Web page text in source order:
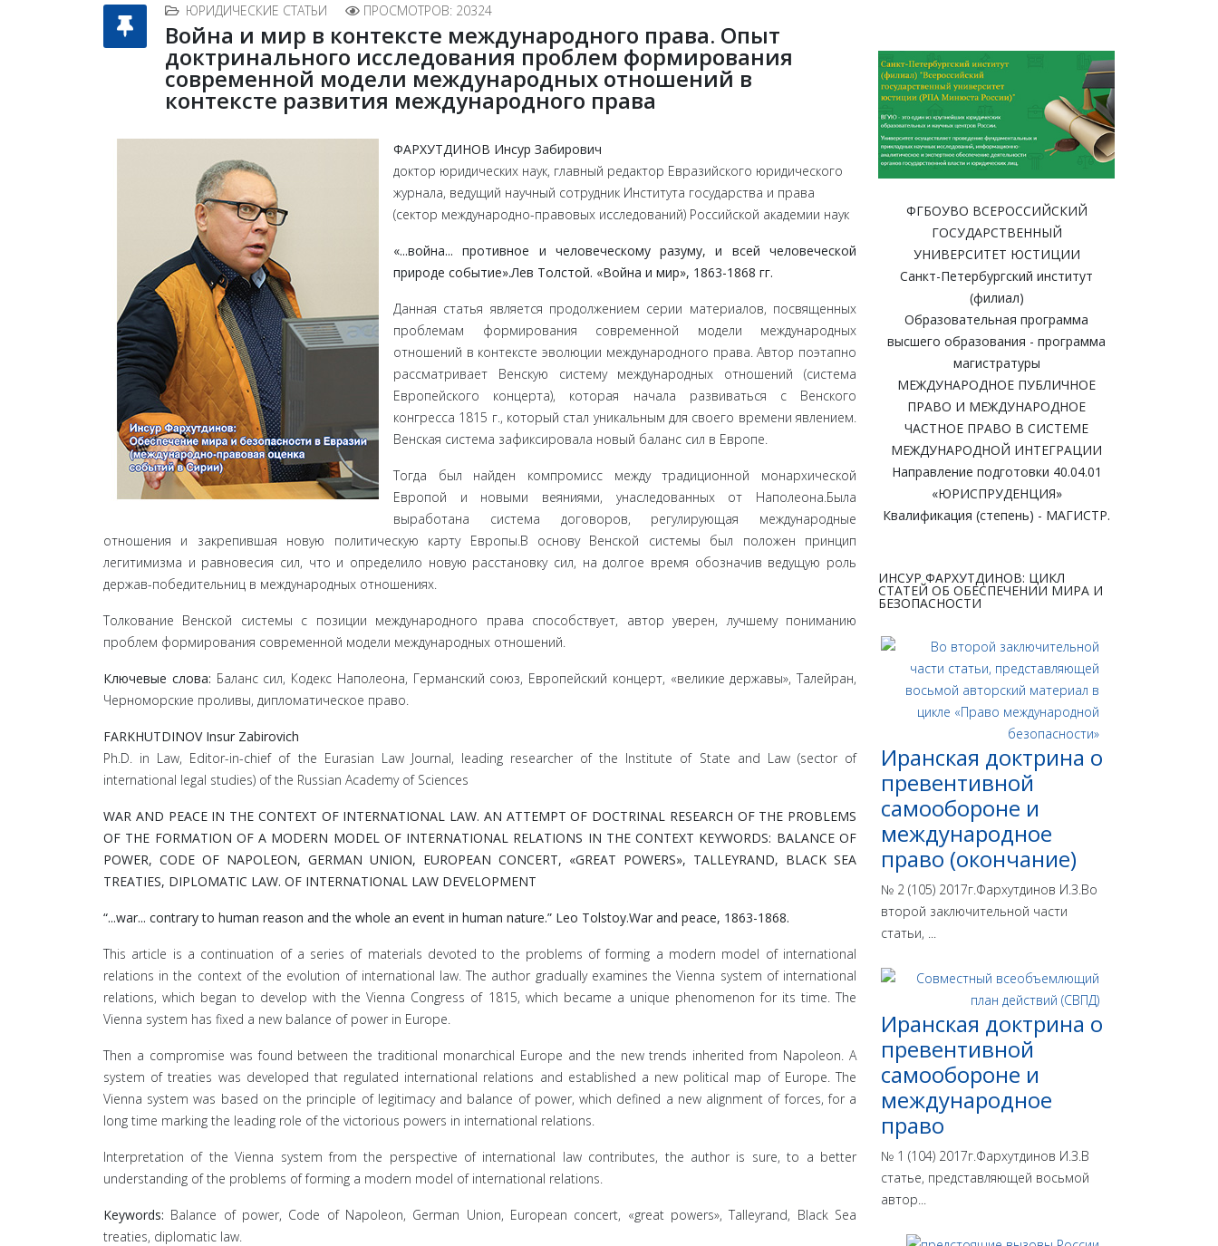
ЮРИДИЧЕСКИЕ СТАТЬИ ПРОСМОТРОВ: 20324
Война и мир в контексте международного права. Опыт
доктринального исследования проблем формирования
современной модели международных отношений в
контексте развития международного права
ФАРХУТДИНОВ Инсур Забирович
доктор юридических наук, главный редактор Евразийского юридического
журнала, ведущий научный сотрудник Института государства и права
(сектор международно-правовых исследований) Российской академии наук
«...война... противное и человеческому разуму, и всей человеческой
природе событие».Лев Толстой. «Война и мир», 1863-1868 гг.
Данная статья является продолжением серии материалов, посвященных
проблемам формирования современной модели международных
отношений в контексте эволюции международного права. Автор поэтапно
рассматривает Венскую систему международных отношений (система
Европейского концерта), которая начала развиваться с Венского
конгресса 1815 г., который стал уникальным для своего времени явлением.
Венская система зафиксировала новый баланс сил в Европе.
Тогда был найден компромисс между традиционной монархической
Европой и новыми веяниями, унаследованных от Наполеона.Была
выработана система договоров, регулирующая международные
отношения и закрепившая новую политическую карту Европы.В основу Венской системы был положен принцип
легитимизма и равновесия сил, что и определило новую расстановку сил, на долгое время обозначив ведущую роль
держав-победительниц в международных отношениях.
Толкование Венской системы с позиции международного права способствует, автор уверен, лучшему пониманию
проблем формирования современной модели международных отношений.
Ключевые слова: Баланс сил, Кодекс Наполеона, Германский союз, Европейский концерт, «великие державы», Талейран,
Черноморские проливы, дипломатическое право.
FARKHUTDINOV Insur Zabirovich
Ph.D. in Law, Editor-in-chief of the Eurasian Law Journal, leading researcher of the Institute of State and Law (sector of
international legal studies) of the Russian Academy of Sciences
WAR AND PEACE IN THE CONTEXT OF INTERNATIONAL LAW. AN ATTEMPT OF DOCTRINAL RESEARCH OF THE PROBLEMS
OF THE FORMATION OF A MODERN MODEL OF INTERNATIONAL RELATIONS IN THE CONTEXT KEYWORDS: BALANCE OF
POWER, CODE OF NAPOLEON, GERMAN UNION, EUROPEAN CONCERT, «GREAT POWERS», TALLEYRAND, BLACK SEA
TREATIES, DIPLOMATIC LAW. OF INTERNATIONAL LAW DEVELOPMENT
“...war... contrary to human reason and the whole an event in human nature.” Leo Tolstoy.War and peace, 1863-1868.
This article is a continuation of a series of materials devoted to the problems of forming a modern model of international
relations in the context of the evolution of international law. The author gradually examines the Vienna system of international
relations, which began to develop with the Vienna Congress of 1815, which became a unique phenomenon for its time. The
Vienna system has fixed a new bal­ance of power in Europe.
Then a compromise was found between the traditional monarchical Europe and the new trends inherited from Napoleon. A
system of treaties was developed that regulated international relations and established a new political map of Europe. The
Vienna system was based on the principle of legitimacy and balance of power, which defined a new alignment of forces, for a
long time marking the leading role of the victorious powers in international relations.
Interpretation of the Vienna system from the perspective of international law contributes, the author is sure, to a better
understanding of the problems of forming a modern model of international relations.
Keywords: Balance of power, Code of Napoleon, German Union, European concert, «great powers», Talleyrand, Black Sea
treaties, diplomatic law.
ФГБОУВО ВСЕРОССИЙСКИЙ
ГОСУДАРСТВЕННЫЙ
УНИВЕРСИТЕТ ЮСТИЦИИ
Санкт-Петербургский институт
(филиал)
Образовательная программа
высшего образования - программа
магистратуры
МЕЖДУНАРОДНОЕ ПУБЛИЧНОЕ
ПРАВО И МЕЖДУНАРОДНОЕ
ЧАСТНОЕ ПРАВО В СИСТЕМЕ
МЕЖДУНАРОДНОЙ ИНТЕГРАЦИИ
Направление подготовки 40.04.01
«ЮРИСПРУДЕНЦИЯ»
Квалификация (степень) - МАГИСТР.
ИНСУР ФАРХУТДИНОВ: ЦИКЛ
СТАТЕЙ ОБ ОБЕСПЕЧЕНИИ МИРА И
БЕЗОПАСНОСТИ
Иранская доктрина о
превентивной
самообороне и
международное
право (окончание)
№ 2 (105) 2017г.Фархутдинов И.З.Во
второй заключительной части
статьи, ...
Иранская доктрина о
превентивной
самообороне и
международное
право
№ 1 (104) 2017г.Фархутдинов И.З.В
статье, представляющей восьмой
автор...